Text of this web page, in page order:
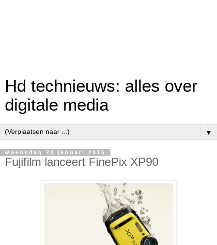
Hd technieuws: alles over
digitale media
▼
woensdag 20 januari 2016
Fujifilm lanceert FinePix XP90